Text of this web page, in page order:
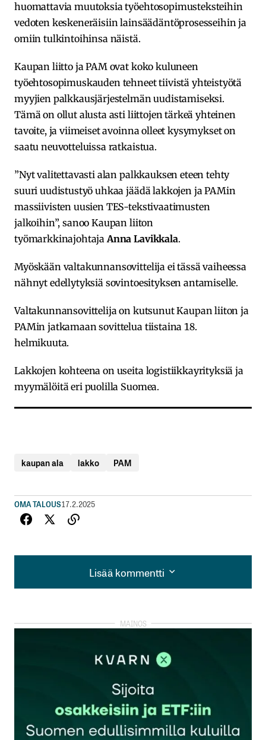
huomattavia muutoksia työehtosopimusteksteihin
vedoten keskeneräisiin lainsäädäntöprosesseihin ja
omiin tulkintoihinsa näistä.
Kaupan liitto ja PAM ovat koko kuluneen
työehtosopimuskauden tehneet tiivistä yhteistyötä
myyjien palkkausjärjestelmän uudistamiseksi.
Tämä on ollut alusta asti liittojen tärkeä yhteinen
tavoite, ja viimeiset avoinna olleet kysymykset on
saatu neuvotteluissa ratkaistua.
”Nyt valitettavasti alan palkkauksen eteen tehty
suuri uudistustyö uhkaa jäädä lakkojen ja PAMin
massiivisten uusien TES-tekstivaatimusten
jalkoihin”, sanoo Kaupan liiton
työmarkkinajohtaja AnnaLavikkala.
Myöskään valtakunnansovittelija ei tässä vaiheessa
nähnyt edellytyksiä sovintoesityksen antamiselle.
Valtakunnansovittelija on kutsunut Kaupan liiton ja
PAMin jatkamaan sovittelua tiistaina 18.
helmikuuta.
Lakkojen kohteena on useita logistiikkayrityksiä ja
myymälöitä eri puolilla Suomea.
kaupan ala lakko PAM
OMA TALOUS17.2.2025
Lisää kommentti
Lisää kommentti
kirjautua
rekisteröityä